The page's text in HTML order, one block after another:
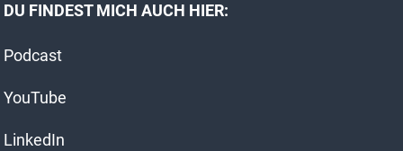
n
t
e
DU FINDEST MICH AUCH HIER:
Podcast
YouTube
LinkedIn